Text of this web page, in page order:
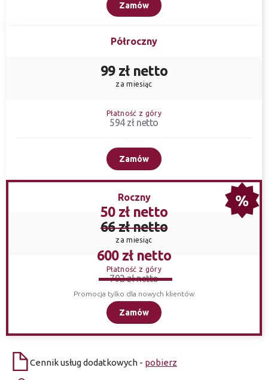
Zamów
Półroczny
99 zł netto
za miesiąc
Płatność z góry
594 zł netto
Zamów
Roczny
50 zł netto
66 zł netto
za miesiąc
600 zł netto
Płatność z góry
792 zł netto
Promocja tylko dla nowych klientów
Zamów
Cennik usług dodatkowych - pobierz